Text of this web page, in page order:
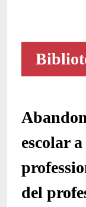
escolar
del